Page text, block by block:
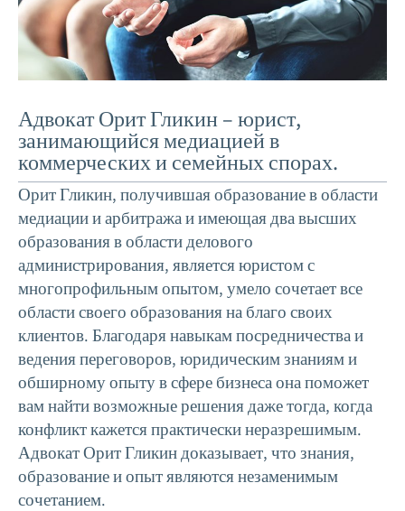
Адвокат Орит Гликин – юрист,
занимающийся медиацией в
коммерческих и семейных спорах.
Орит Гликин, получившая образование в области
медиации и арбитража и имеющая два высших
образования в области делового
администрирования, является юристом с
многопрофильным опытом, умело сочетает все
области своего образования на благо своих
клиентов. Благодаря навыкам посредничества и
ведения переговоров, юридическим знаниям и
обширному опыту в сфере бизнеса она поможет
вам найти возможные решения даже тогда, когда
конфликт кажется практически неразрешимым.
Адвокат Орит Гликин доказывает, что знания,
образование и опыт являются незаменимым
сочетанием.